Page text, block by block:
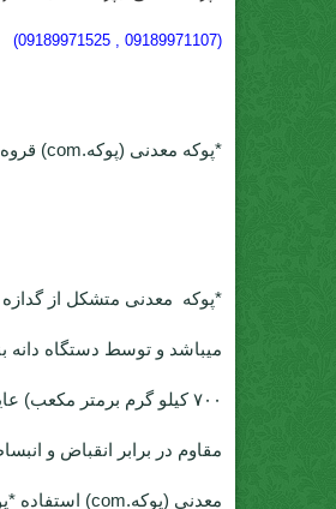
(09189971107 , 09189971525)
*پوکه معدنی (پوکه.com) قروه
*پوکه معدنی متشکل از
مقاوم در برابر انقباض و